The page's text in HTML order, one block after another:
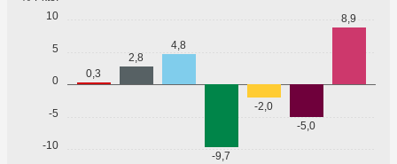
-10
-5
0
5
10
0,3
2,8
4,8
-9,7
-2,0
-5,0
8,9